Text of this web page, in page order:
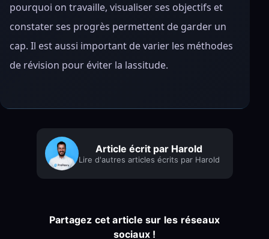
pourquoi on travaille, visualiser ses objectifs et
constater ses progrès permettent de garder un
cap. Il est aussi important de varier les méthodes
de révision pour éviter la lassitude.
Article écrit par Harold
Lire d'autres articles écrits par Harold
Partagez cet article sur les réseaux
sociaux !